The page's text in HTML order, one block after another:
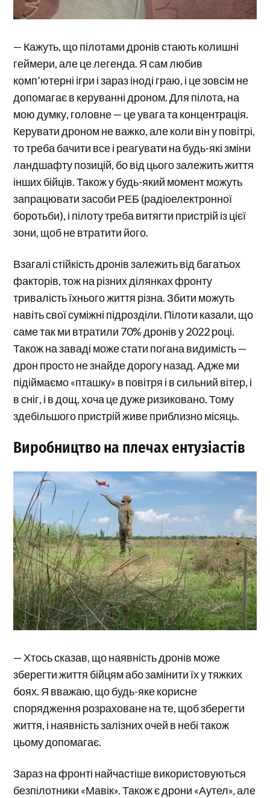
— Кажуть, що пілотами дронів стають колишні
геймери, але це легенда. Я сам любив
комп’ютерні ігри і зараз іноді граю, і це зовсім не
допомагає в керуванні дроном. Для пілота, на
мою думку, головне — це увага та концентрація.
Керувати дроном не важко, але коли він у повітрі,
то треба бачити все і реагувати на будь-які зміни
ландшафту позицій, бо від цього залежить життя
інших бійців. Також у будь-який момент можуть
запрацювати засоби РЕБ (радіоелектронної
боротьби), і пілоту треба витягти пристрій із цієї
зони, щоб не втратити його.
Взагалі стійкість дронів залежить від багатьох
факторів, тож на різних ділянках фронту
тривалість їхнього життя різна. Збити можуть
навіть свої суміжні підрозділи. Пілоти казали, що
саме так ми втратили 70% дронів у 2022 році.
Також на заваді може стати погана видимість —
дрон просто не знайде дорогу назад. Адже ми
підіймаємо «пташку» в повітря і в сильний вітер, і
в сніг, і в дощ, хоча це дуже ризиковано. Тому
здебільшого пристрій живе приблизно місяць.
Виробництво на плечах ентузіастів
— Хтось сказав, що наявність дронів може
зберегти життя бійцям або замінити їх у тяжких
боях. Я вважаю, що будь-яке корисне
спорядження розраховане на те, щоб зберегти
життя, і наявність залізних очей в небі також
цьому допомагає.
Зараз на фронті найчастіше використовуються
безпілотники «Мавік». Також є дрони «Аутел», але